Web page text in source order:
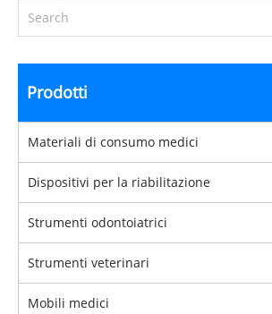
Prodotti
Materiali di consumo medici
Dispositivi per la riabilitazione
Strumenti odontoiatrici
Strumenti veterinari
Mobili medici